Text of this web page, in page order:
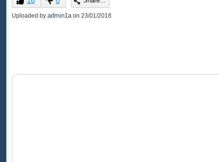
of
0
Uploaded by admin1a on 23/01/2018